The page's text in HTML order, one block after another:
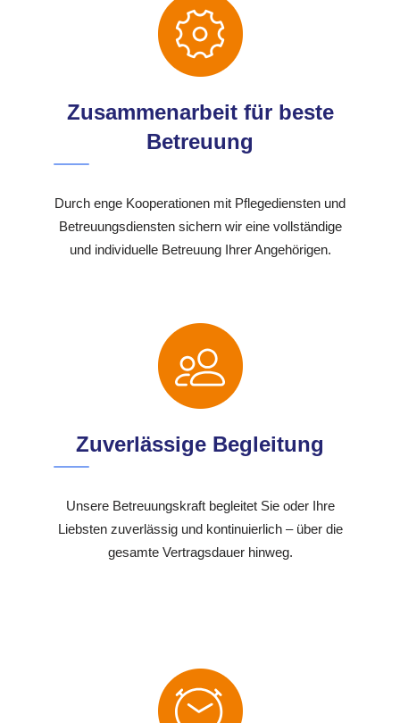
Zusammenarbeit für beste
Betreuung
Durch enge Kooperationen mit Pflegediensten und
Betreuungsdiensten sichern wir eine vollständige
und individuelle Betreuung Ihrer Angehörigen.
Zuverlässige Begleitung
Unsere Betreuungskraft begleitet Sie oder Ihre
Liebsten zuverlässig und kontinuierlich – über die
gesamte Vertragsdauer hinweg.